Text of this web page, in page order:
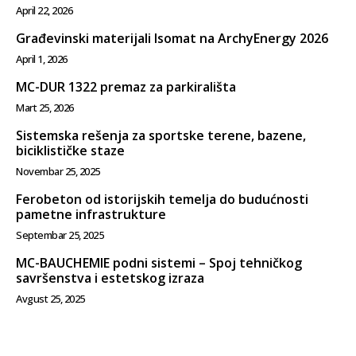
April 22, 2026
Građevinski materijali Isomat na ArchyEnergy 2026
April 1, 2026
MC-DUR 1322 premaz za parkirališta
Mart 25, 2026
Sistemska rešenja za sportske terene, bazene,
biciklističke staze
Novembar 25, 2025
Ferobeton od istorijskih temelja do budućnosti
pametne infrastrukture
Septembar 25, 2025
MC-BAUCHEMIE podni sistemi – Spoj tehničkog
savršenstva i estetskog izraza
Avgust 25, 2025